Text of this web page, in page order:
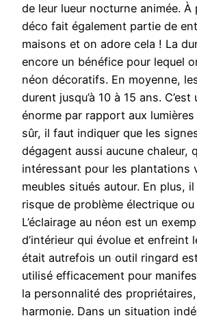
de leur lueur nocturne animée. À
déco fait également partie de
maisons et on adore cela ! La
encore un bénéfice pour lequel
néon décoratifs. En moyenne,
durent jusqu’à 10 à 15 ans.
énorme par rapport aux lumières
sûr, il faut indiquer que les
dégagent aussi aucune chaleur,
intéressant pour les plantations
meubles situés autour. En plus, il
risque de problème électrique ou
L’éclairage au néon est un
d’intérieur qui évolue et enfreint
était autrefois un outil ringard
utilisé efficacement pour
la personnalité des
harmonie. Dans un situation